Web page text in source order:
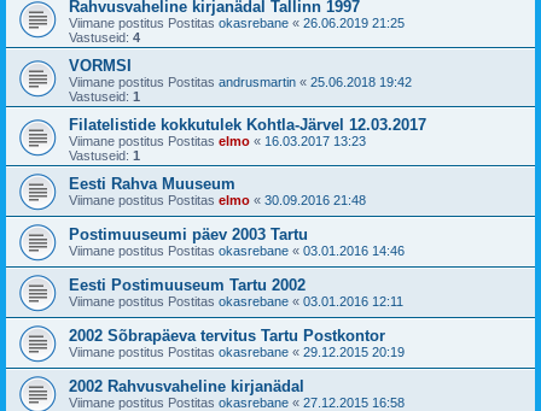
Rahvusvaheline kirjanädal Tallinn 1997
Viimane postitus Postitas okasrebane « 26.06.2019 21:25
Vastuseid: 4
VORMSI
Viimane postitus Postitas andrusmartin « 25.06.2018 19:42
Vastuseid: 1
Filatelistide kokkutulek Kohtla-Järvel 12.03.2017
Viimane postitus Postitas elmo « 16.03.2017 13:23
Vastuseid: 1
Eesti Rahva Muuseum
Viimane postitus Postitas elmo « 30.09.2016 21:48
Postimuuseumi päev 2003 Tartu
Viimane postitus Postitas okasrebane « 03.01.2016 14:46
Eesti Postimuuseum Tartu 2002
Viimane postitus Postitas okasrebane « 03.01.2016 12:11
2002 Sõbrapäeva tervitus Tartu Postkontor
Viimane postitus Postitas okasrebane « 29.12.2015 20:19
2002 Rahvusvaheline kirjanädal
Viimane postitus Postitas okasrebane « 27.12.2015 16:58